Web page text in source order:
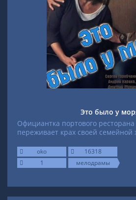
Это было у
Официантка портового
переживает крах своей семейной
oko
16318
1
мелодрамы